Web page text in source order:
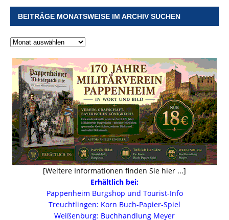
BEITRÄGE MONATSWEISE IM ARCHIV SUCHEN
[Weitere Informationen finden Sie hier ...]
Erhältlich bei:
Pappenheim Burgshop und Tourist-Info
Treuchtlingen: Korn Buch-Papier-Spiel
Weißenburg: Buchhandlung Meyer